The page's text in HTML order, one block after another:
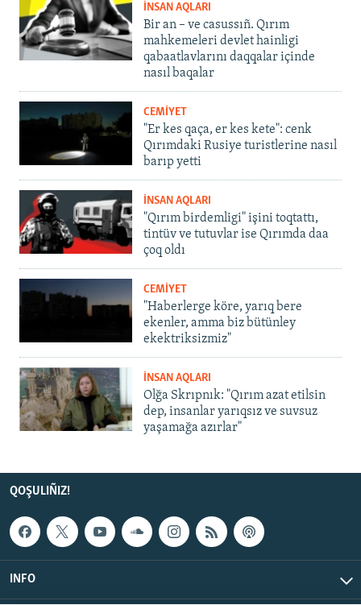
İNSAN AQLARI
Bir an – ve casussıñ. Qırım
mahkemeleri devlet hainligi
qabaatlavlarını daqqalar içinde
nasıl baqalar
CEMİYET
"Er kes qaça, er kes kete": cenk
Qırımdaki Rusiye turistlerine nasıl
barıp yetti
İNSAN AQLARI
"Qırım birdemligi" işini toqtattı,
tintüv ve tutuvlar ise Qırımda daa
çoq oldı
CEMİYET
"Haberlerge köre, yarıq bere
ekenler, amma biz bütünley
ekektriksizmiz"
İNSAN AQLARI
Olğa Skrıpnık: "Qırım azat etilsin
dep, insanlar yarıqsız ve suvsuz
yaşamağa azırlar"
QOŞULIÑIZ!
INFO